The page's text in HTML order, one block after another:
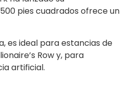
pies cuadrados ofrece un
es ideal para estancias de
Row y, para
artificial.